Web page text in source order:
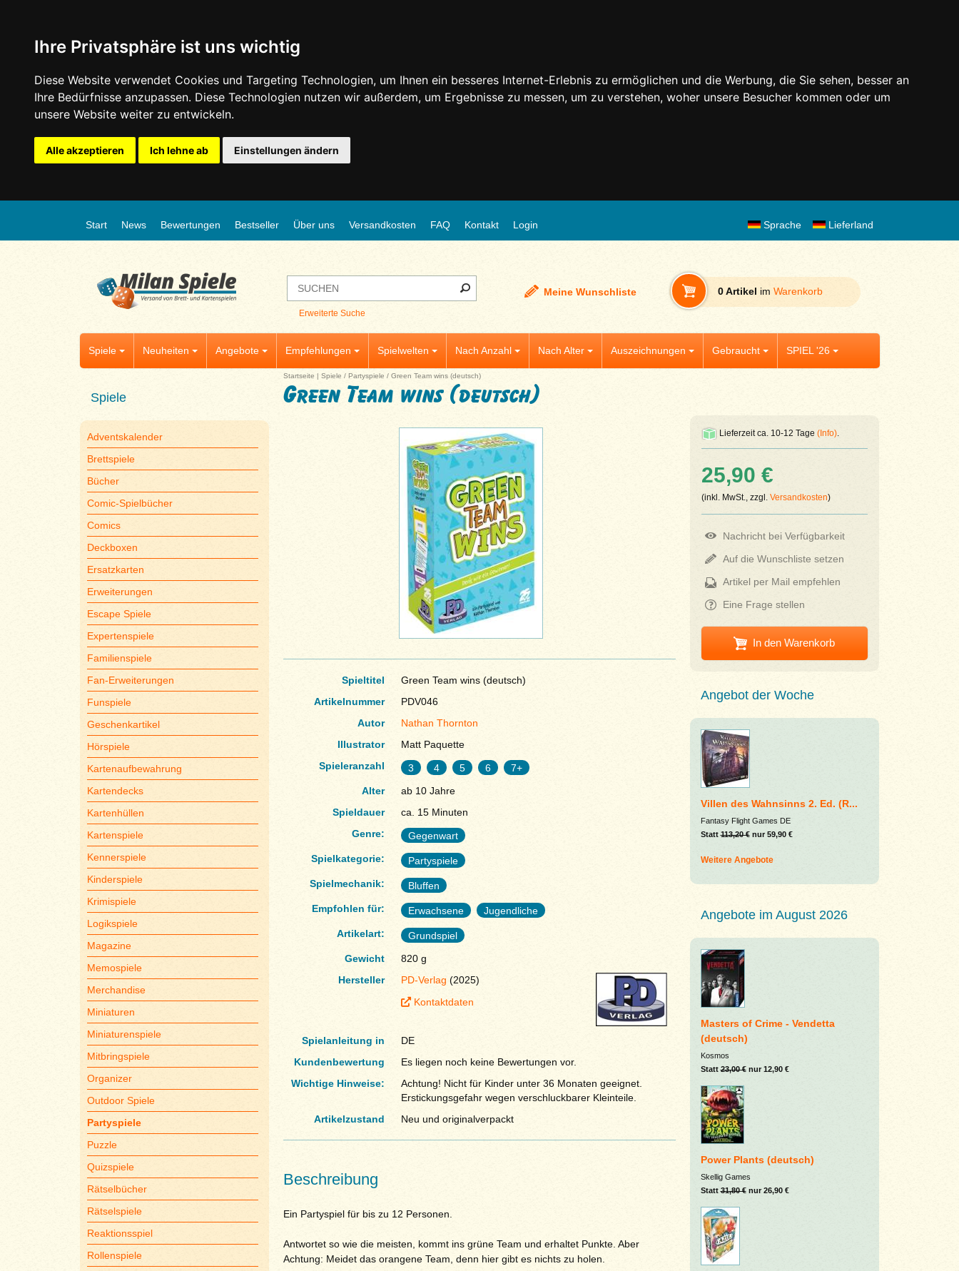
Ihre Privatsphäre ist uns wichtig
Diese Website verwendet Cookies und Targeting Technologien, um Ihnen ein besseres Internet-Erlebnis zu ermöglichen und die Werbung, die Sie sehen, besser an
Ihre Bedürfnisse anzupassen. Diese Technologien nutzen wir außerdem, um Ergebnisse zu messen, um zu verstehen, woher unsere Besucher kommen oder um
unsere Website weiter zu entwickeln.
Alle akzeptieren Ich lehne ab Einstellungen ändern
Start News Bewertungen Bestseller Über uns Versandkosten FAQ Kontakt Login Lieferland
Sprache
Erweiterte Suche
Meine Wunschliste 0 Artikel im Warenkorb
Spiele Neuheiten Angebote Empfehlungen Spielwelten Nach Anzahl Nach Alter Auszeichnungen Gebraucht SPIEL '26
Spiele
Adventskalender
Brettspiele
Bücher
Comic-Spielbücher
Comics
Deckboxen
Ersatzkarten
Erweiterungen
Escape Spiele
Expertenspiele
Familienspiele
Fan-Erweiterungen
Funspiele
Geschenkartikel
Hörspiele
Kartenaufbewahrung
Kartendecks
Kartenhüllen
Kartenspiele
Kennerspiele
Kinderspiele
Krimispiele
Logikspiele
Magazine
Memospiele
Merchandise
Miniaturen
Miniaturenspiele
Mitbringspiele
Organizer
Outdoor Spiele
Partyspiele
Puzzle
Quizspiele
Rätselbücher
Rätselspiele
Reaktionsspiel
Rollenspiele
Startseite | Spiele / Partyspiele / Green Team wins (deutsch)
Green Team wins (deutsch)
Spieltitel
Green Team wins (deutsch)
Artikelnummer
PDV046
Autor
Nathan Thornton
Illustrator
Matt Paquette
Spieleranzahl
3 4 5 6
7+
Alter
ab 10 Jahre
Spieldauer
ca. 15 Minuten
Genre:
Gegenwart
Spielkategorie:
Partyspiele
Spielmechanik:
Bluffen
Empfohlen für:
Erwachsene
Jugendliche
Artikelart:
Grundspiel
Gewicht
820 g
Hersteller
PD-Verlag (2025)
Kontaktdaten
Spielanleitung in
DE
Kundenbewertung
Es liegen noch keine Bewertungen vor.
Wichtige Hinweise:
Achtung! Nicht für Kinder unter 36 Monaten geeignet.
Erstickungsgefahr wegen verschluckbarer Kleinteile.
Artikelzustand
Neu und originalverpackt
Beschreibung
Ein Partyspiel für bis zu 12 Personen.
Antwortet so wie die meisten, kommt ins grüne Team und erhaltet Punkte. Aber
Achtung: Meidet das orangene Team, denn hier gibt es nichts zu holen.
Lieferzeit ca. 10-12 Tage (Info).
25,90 €
(inkl. MwSt., zzgl. Versandkosten)
Nachricht bei Verfügbarkeit
Auf die Wunschliste setzen
Artikel per Mail empfehlen
Eine Frage stellen
In den Warenkorb
Angebot der Woche
Villen des Wahnsinns 2. Ed. (R...
Fantasy Flight Games DE
Statt113,20 €nur 59,90 €
Weitere Angebote
Angebote im August 2026
Masters of Crime - Vendetta
(deutsch)
Kosmos
Statt23,00 €nur 12,90 €
Power Plants (deutsch)
Skellig Games
Statt31,80 €nur 26,90 €